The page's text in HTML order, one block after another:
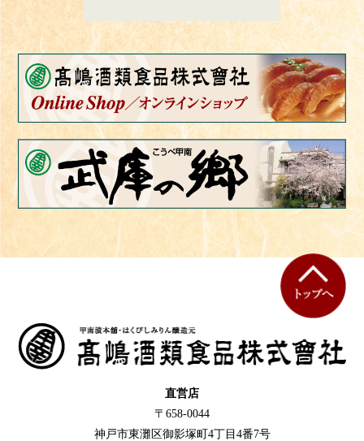
直営店
〒658-0044
神戸市東灘区御影塚町4丁目4番7号